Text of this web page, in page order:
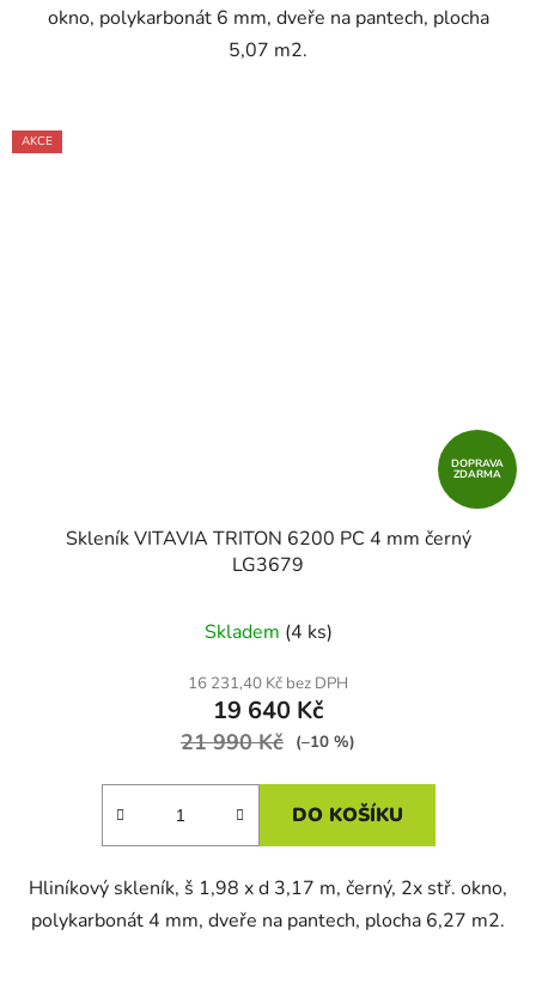
okno, polykarbonát 6 mm, dveře na pantech, plocha
5,07 m2.
AKCE
DOPRAVA
ZDARMA
Skleník VITAVIA TRITON 6200 PC 4 mm černý
LG3679
Skladem (4 ks)
16 231,40 Kč bez DPH
19 640 Kč
21 990 Kč (–10 %)
DO KOŠÍKU
Hliníkový skleník, š 1,98 x d 3,17 m, černý, 2x stř. okno,
polykarbonát 4 mm, dveře na pantech, plocha 6,27 m2.